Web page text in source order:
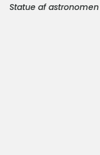
Statue af